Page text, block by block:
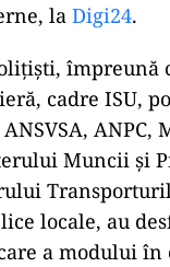
la Digi24.
împreună
cadre ISU,
ANPC,
Muncii și
locale, au
a modului în